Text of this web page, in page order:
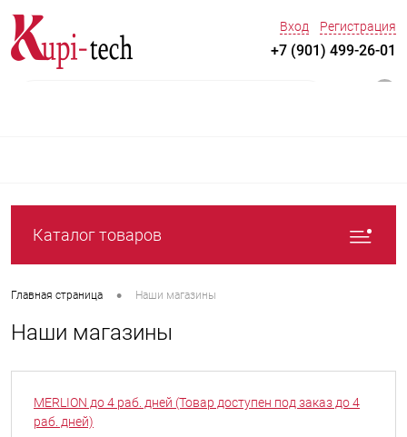
Вход Регистрация
+7 (901) 499-26-01
Каталог товаров
Главная страница • Наши магазины
Наши магазины
MERLION до 4 раб. дней (Товар доступен под заказ до 4
раб. дней)